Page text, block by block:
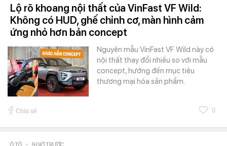
Lộ rõ khoang nội thất của VinFast VF Wild:
Không có HUD, ghế chỉnh cơ, màn hình cảm
ứng nhỏ hơn bản concept
Nguyên mẫu VinFast VF Wild này có
nội thất thay đổi nhiều so với mẫu
concept, hướng đến mục tiêu
thương mại hóa sản phẩm.
Chia sẻ 0
-